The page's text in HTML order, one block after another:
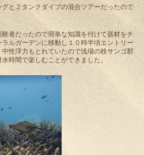
と２タンクダイブの混合ツアーだったので
者だったので簡単な知識を付けて器材をチ
ルガーデンに移動し１０時半頃エントリー
性浮力もとれていたので浅場の枝サンゴ郡
時間で楽しむことができました。